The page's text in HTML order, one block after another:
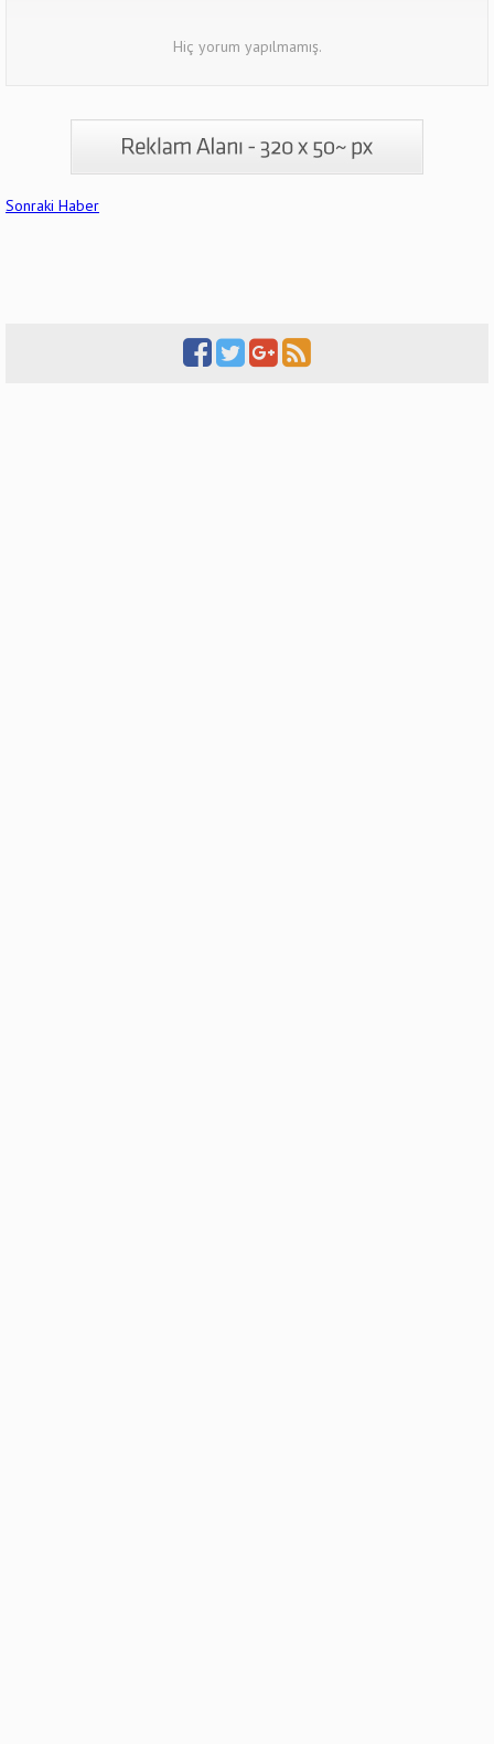
Hiç yorum yapılmamış.
Sonraki Haber